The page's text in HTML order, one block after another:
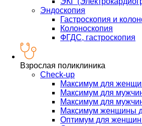
Эндоскопия
Гастроскопия и
Колоноскопия
ФГДС, гастроскопия
Взрослая поликлиника
Check-up
Максимум для
Максимум для
Максимум для
Максимум женщины
Оптимум для женщин